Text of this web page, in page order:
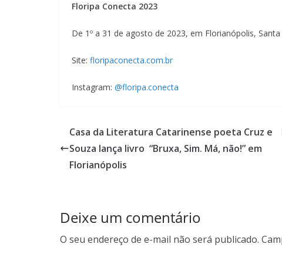
Floripa Conecta 2023
De 1º a 31 de agosto de 2023, em Florianópolis, Santa
Site: floripaconecta.com.br
Instagram: @floripa.conecta
Casa da Literatura Catarinense poeta Cruz e
Souza lança livro “Bruxa, Sim. Má, não!” em
Florianópolis
Deixe um comentário
O seu endereço de e-mail não será publicado.